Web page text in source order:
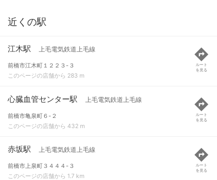
近くの駅
江木駅 上毛電気鉄道上毛線
前橋市江木町１２２３-３
このページの店舗から 283 m
ルート
を見る
心臓血管センター駅 上毛電気鉄道上毛線
前橋市亀泉町６-２
このページの店舗から 432 m
ルート
を見る
赤坂駅 上毛電気鉄道上毛線
前橋市上泉町３４４４-３
このページの店舗から 1.7 km
ルート
を見る